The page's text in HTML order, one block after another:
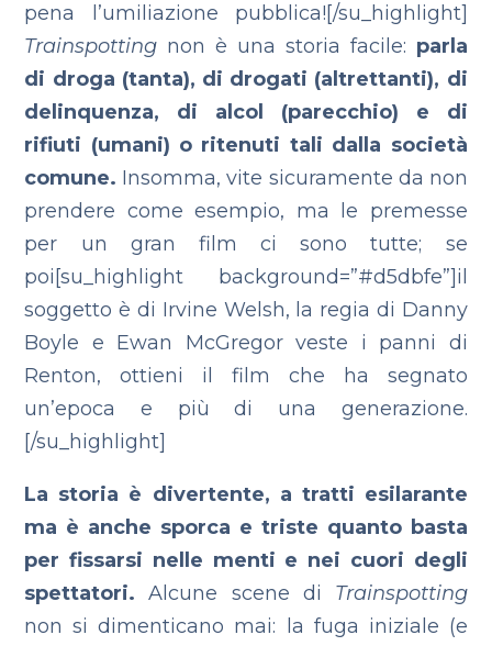
pena l’umiliazione pubblica![/su_highlight]
Trainspotting non è una storia facile: parla
di droga (tanta), di drogati (altrettanti), di
delinquenza, di alcol (parecchio) e di
rifiuti (umani) o ritenuti tali dalla società
comune. Insomma, vite sicuramente da non
prendere come esempio, ma le premesse
per un gran film ci sono tutte; se
poi[su_highlight background=”#d5dbfe”]il
soggetto è di Irvine Welsh, la regia di Danny
Boyle e Ewan McGregor veste i panni di
Renton, ottieni il film che ha segnato
un’epoca e più di una generazione.
[/su_highlight]
La storia è divertente, a tratti esilarante
ma è anche sporca e triste quanto basta
per fissarsi nelle menti e nei cuori degli
spettatori. Alcune scene di Trainspotting
non si dimenticano mai: la fuga iniziale (e